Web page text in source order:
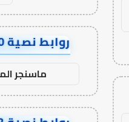
روابط نصية AA26790
ماسنجر